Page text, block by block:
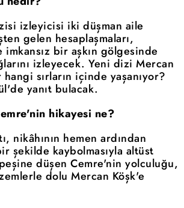
izleyicisi iki düşman aile
gelen hesaplaşmaları,
imkansız bir aşkın gölgesinde
izleyecek. Yeni dizi Mercan
sırların içinde yaşanıyor?
yanıt bulacak.
hikayesi ne?
nikâhının hemen ardından
şekilde kaybolmasıyla altüst
düşen Cemre'nin yolculuğu,
dolu Mercan Köşk'e